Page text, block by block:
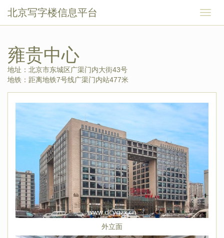
切
换
北京写字楼信息平台
雍贵中心
地址：北京市东城区广渠门内大街43号
地铁：距离地铁7号线广渠门内站477米
外立面